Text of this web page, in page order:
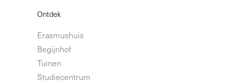
Ontdek
Erasmushuis
Begijnhof
Tuinen
Studiecentrum